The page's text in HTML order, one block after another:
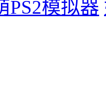
PS2模拟器